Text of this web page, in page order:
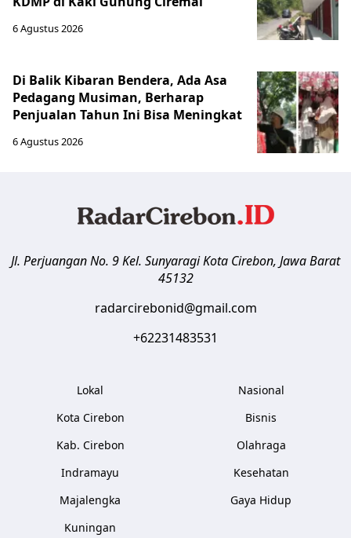
6 Agustus 2026
Di Balik Kibaran Bendera, Ada Asa
Pedagang Musiman, Berharap
Penjualan Tahun Ini Bisa Meningkat
6 Agustus 2026
Jl. Perjuangan No. 9 Kel. SunyaragiKota Cirebon, Jawa Barat
45132
radarcirebonid@gmail.com
+62231483531
Lokal
Kota Cirebon
Kab. Cirebon
Indramayu
Majalengka
Kuningan
Nasional
Bisnis
Olahraga
Kesehatan
Gaya Hidup